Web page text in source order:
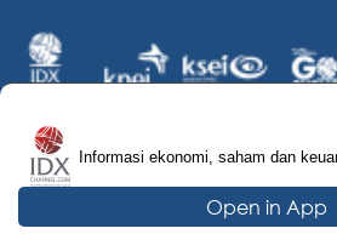
Informasi ekonomi, saham dan
Open in App
© 2026 IDX Channel. All